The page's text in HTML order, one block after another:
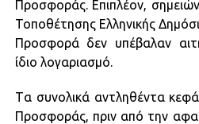
Προσφοράς. Επιπλέον,
Τοποθέτησης Ελληνικής
Προσφορά δεν υπέβαλαν
ίδιο λογαριασμό.
Tα συνολικά αντληθέντα
Προσφοράς, πριν από την